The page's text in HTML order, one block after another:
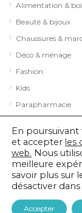
Alimentation &
Beauté & bijoux
Chaussures &
Déco & ménage
Fashion
Kids
Parapharmacie
Sport & loisirs
Technologie &
© 2026 City
En poursuivant
et accepter les
web. Nous
meilleure
savoir plus sur
désactiver dans
Accepter